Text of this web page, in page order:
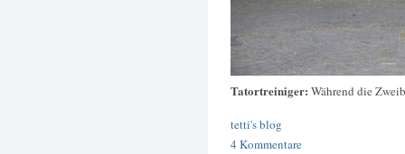
Tatortreiniger: Während die
tetti's blog
4 Kommentare